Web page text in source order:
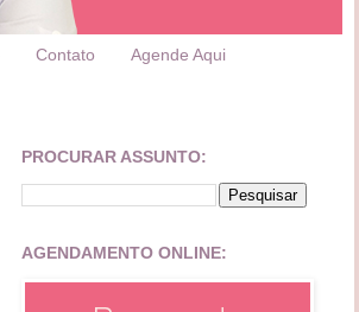
Contato Agende Aqui
PROCURAR ASSUNTO:
AGENDAMENTO ONLINE: